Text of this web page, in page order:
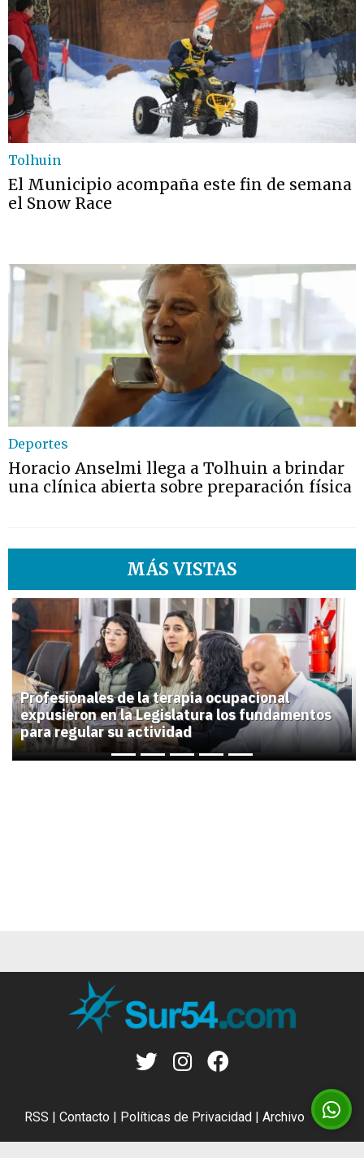
Tolhuin
El Municipio acompaña este fin de semana
el Snow Race
Deportes
Horacio Anselmi llega a Tolhuin a brindar
una clínica abierta sobre preparación física
MÁS VISTAS
1
Profesionales de la terapia ocupacional
expusieron en la Legislatura los fundamentos
para regular su actividad
Previous Next
RSS Contacto Políticas de Privacidad Archivo